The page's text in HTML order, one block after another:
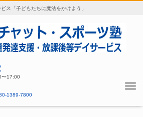
ス「子どもたちに魔法をかけよう」
〜17:00
1389-7800